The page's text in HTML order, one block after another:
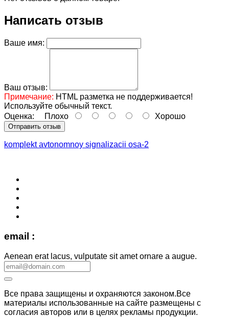
Написать отзыв
Ваше имя:
Ваш отзыв:
Примечание: HTML разметка не поддерживается!
Используйте обычный текст.
Оценка: Плохо Хорошо
Отправить отзыв
komplekt avtonomnoy signalizacii osa-2
email :
Aenean erat lacus, vulputate sit amet ornare a augue.
Все права защищены и охраняются законом.Все
материалы использованные на сайте размещены с
согласия авторов или в целях рекламы продукции.